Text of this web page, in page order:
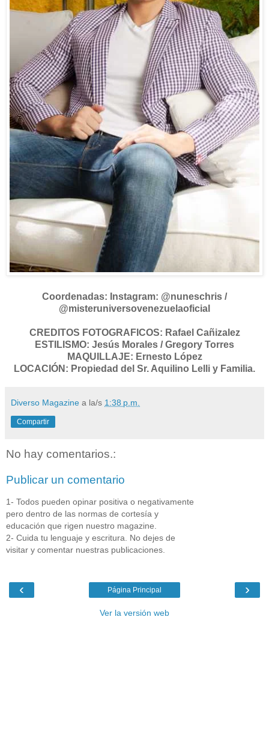
Coordenadas: Instagram: @nuneschris /
@misteruniversovenezuelaoficial
CREDITOS FOTOGRAFICOS: Rafael Cañizalez
ESTILISMO: Jesús Morales / Gregory Torres
MAQUILLAJE: Ernesto López
LOCACIÓN: Propiedad del Sr. Aquilino Lelli y Familia.
Diverso Magazine a la/s 1:38 p.m.
Compartir
No hay comentarios.:
Publicar un comentario
1- Todos pueden opinar positiva o negativamente
pero dentro de las normas de cortesía y
educación que rigen nuestro magazine.
2- Cuida tu lenguaje y escritura. No dejes de
visitar y comentar nuestras publicaciones.
‹ ›
Página Principal
Ver la versión web